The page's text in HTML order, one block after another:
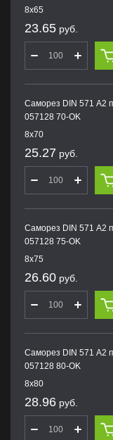
8х65
23.65 руб.
Саморез DIN 571 А2
057128 70-OK
8х70
25.27 руб.
Саморез DIN 571 А2
057128 75-OK
8х75
26.60 руб.
Саморез DIN 571 А2
057128 80-OK
8х80
28.96 руб.